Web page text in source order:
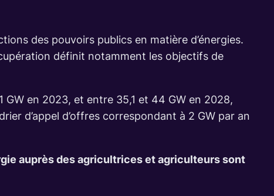
des pouvoirs publics en matière d’énergies.
définit notamment les objectifs de
en 2023, et entre 35,1 et 44 GW en 2028,
d’appel d’offres correspondant à 2 GW par an
auprès des agricultrices et agriculteurs sont